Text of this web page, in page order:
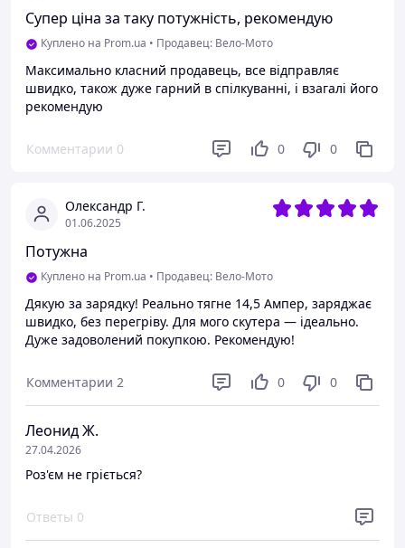
Супер ціна за таку потужність, рекомендую
Куплено на Prom.ua • Продавец: Вело-Мото
Максимально класний продавець, все відправляє
швидко, також дуже гарний в спілкуванні, і взагалі його
рекомендую
Комментарии 0 0 0
Олександр Г.
01.06.2025
Потужна
Куплено на Prom.ua • Продавец: Вело-Мото
Дякую за зарядку! Реально тягне 14,5 Ампер, заряджає
швидко, без перегріву. Для мого скутера — ідеально.
Дуже задоволений покупкою. Рекомендую!
Комментарии 2 0 0
Леонид Ж.
27.04.2026
Роз'єм не гріється?
Ответы 0